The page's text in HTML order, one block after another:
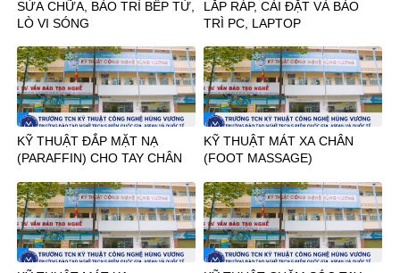
SỬA CHỮA, BẢO TRÌ BẾP TỪ,
LÒ VI SÓNG
LẮP RÁP, CÀI ĐẶT VÀ BẢO
TRÌ PC, LAPTOP
KỸ THUẬT ĐẮP MẶT NẠ
(PARAFFIN) CHO TAY CHÂN
KỸ THUẬT MÁT XA CHÂN
(FOOT MASSAGE)